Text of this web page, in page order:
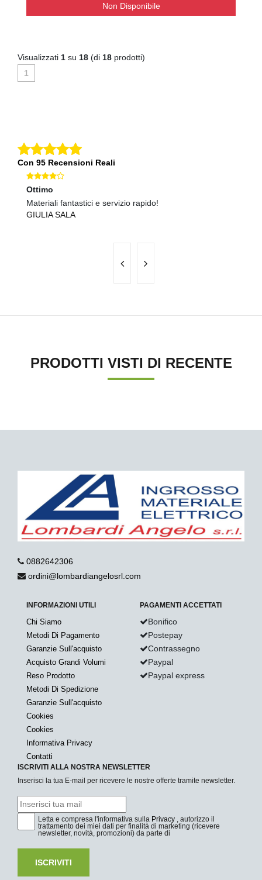
Non Disponibile
Visualizzati 1 su 18 (di 18 prodotti)
1
Con 95 Recensioni Reali
Ottimo
Materiali fantastici e servizio rapido!
GIULIA SALA
PRODOTTI VISTI DI RECENTE
0882642306
ordini@lombardiangelosrl.com
INFORMAZIONI UTILI
Chi Siamo
Metodi Di Pagamento
Garanzie Sull'acquisto
Acquisto Grandi Volumi
Reso Prodotto
Metodi Di Spedizione
Garanzie Sull'acquisto
Cookies
Cookies
Informativa Privacy
Contatti
PAGAMENTI ACCETTATI
Bonifico
Postepay
Contrassegno
Paypal
Paypal express
ISCRIVITI ALLA NOSTRA NEWSLETTER
Inserisci la tua E-mail per ricevere le nostre offerte tramite newsletter.
Letta e compresa l'informativa sulla Privacy , autorizzo il
trattamento dei miei dati per finalità di marketing (ricevere
newsletter, novità, promozioni) da parte di
ISCRIVITI